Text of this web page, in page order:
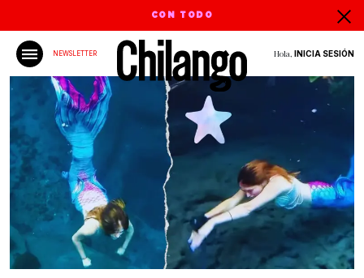
CON TODO
NEWSLETTER Hola, INICIA SESIÓN